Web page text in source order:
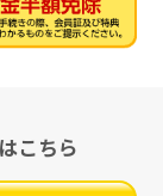
こちら